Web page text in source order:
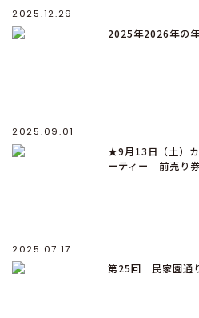
2025.12.29
2025年2026年の
2025.09.01
★9月13日（土）
ーティー 前売り券
2025.07.17
第25回 民家園通